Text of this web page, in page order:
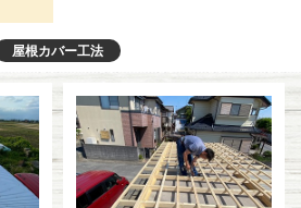
屋根カバー工法